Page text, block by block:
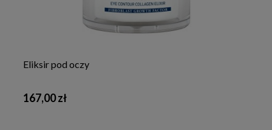
Eliksir pod oczy
167,00 zł